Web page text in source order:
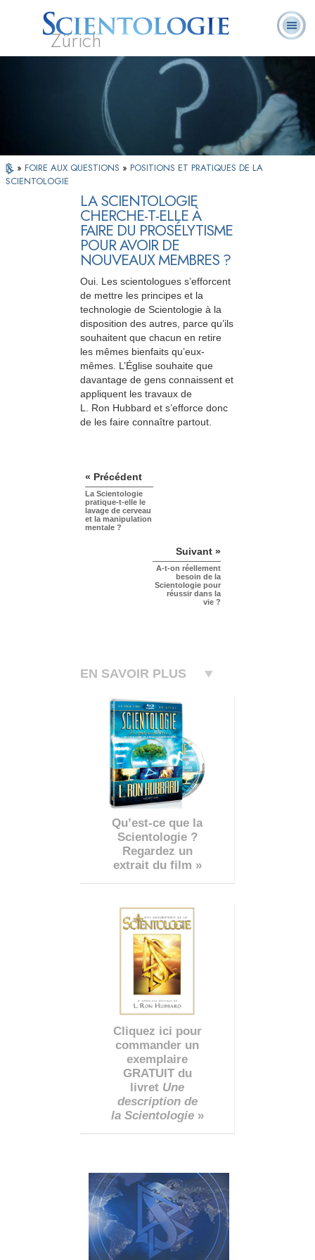
Zürich
Qu’est-ce que la
Scientologie ?
Ministres
volontaires
Foire aux
questions
» FOIRE AUX QUESTIONS » POSITIONS ET PRATIQUES DE LA
SCIENTOLOGIE
LA SCIENTOLOGIE
CHERCHE-T-ELLE À
FAIRE DU PROSÉLYTISME
POUR AVOIR DE
NOUVEAUX MEMBRES ?
Oui. Les scientologues s’efforcent
de mettre les principes et la
technologie de Scientologie à la
disposition des autres, parce qu’ils
souhaitent que chacun en retire
les mêmes bienfaits qu’eux-
mêmes. L’Église souhaite que
davantage de gens connaissent et
appliquent les travaux de
L. Ron Hubbard et s’efforce donc
de les faire connaître partout.
« Précédent
La Scientologie
pratique-t-elle le
lavage de cerveau
et la manipulation
mentale ?
Suivant »
A-t-on réellement
besoin de la
Scientologie pour
réussir dans la
vie ?
EN SAVOIR PLUS
Qu’est-ce que la
Scientologie ?
Regardez un
extrait du film »
Cliquez ici pour
commander un
exemplaire
GRATUIT du
livret Une
description de
la Scientologie»